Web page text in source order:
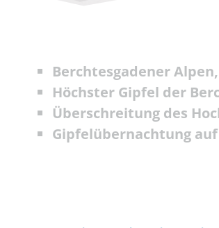
Berchtesgadener
Höchster Gipfel der
Überschreitung des
Gipfelübernachtung